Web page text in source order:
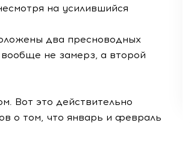
на усилившийся
два пресноводных
не замерз, а второй
Вот это действительно
о том, что январь и февраль